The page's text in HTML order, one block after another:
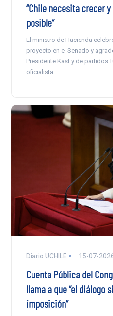
“Chile necesita crecer
posible”
El ministro de Hacienda
proyecto en el Senado y
Presidente Kast y de partidos
oficialista.
Diario UCHILE 15-07-
Cuenta Pública del
llama a que “el diálogo
imposición”